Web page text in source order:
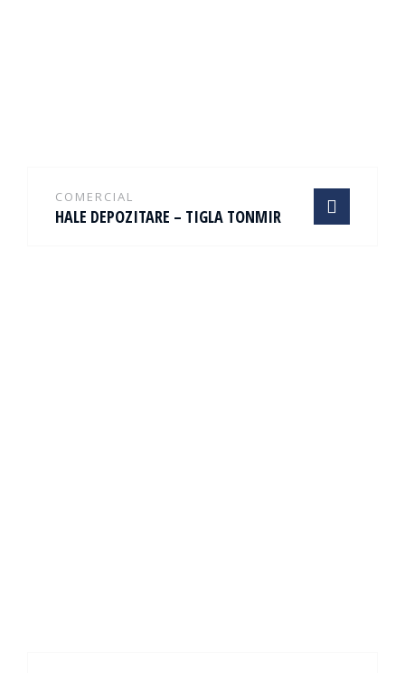
COMERCIAL
HALE DEPOZITARE – TIGLA TONMIR